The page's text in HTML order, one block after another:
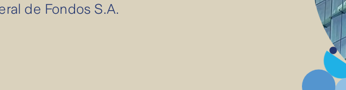
de Fondos S.A.